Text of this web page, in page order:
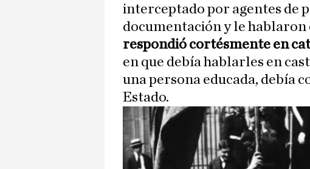
interceptado por agentes de
documentación y le hablaron
respondió cortésmente en
en que debía hablarles en
una persona educada, debía
Estado.